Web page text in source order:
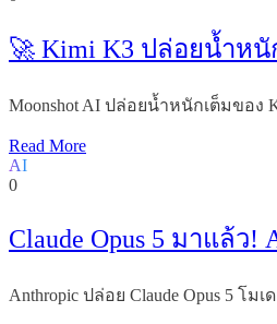
🚀 Kimi K3 ปล่อยน้ำห
Moonshot AI ปล่อยน้ำหนักเต็มของ
Read More
AI
0
Claude Opus 5 มาแล้ว
Anthropic ปล่อย Claude Opus 5 โม